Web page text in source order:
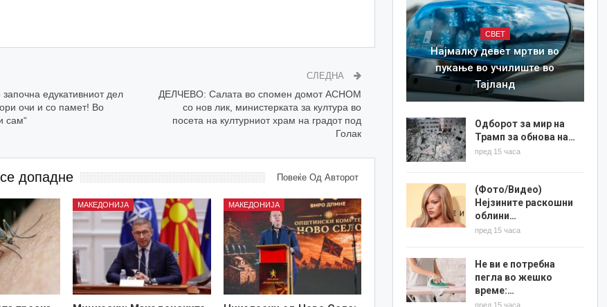
едукативниот дел
очи и со памет! Во
сам“
СЛЕДНА
ДЕЛЧЕВО: Салата во спомен домот АСНОМ
со нов лик, министерката за култура во
посета на културниот храм на градот под
Голак
допадне Повеќе Од Авторот
МАКЕДОНИЈА МАКЕДОНИЈА
СВЕТ
Најмалку девет мртви во
пукање во училиште во
Тајланд
Одборот за мир на
Трамп за обнова на…
пред 15 часа
(Фото/Видео)
Нејзините раскошни
облини…
пред 15 часа
Не ви е потребна
пегла во жешко
време:…
пред 15 часа